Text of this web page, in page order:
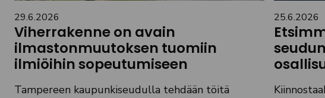
29.6.2026
Viherrakenne on avain
ilmastonmuutoksen tuomiin
ilmiöihin sopeutumiseen
Tampereen kaupunkiseudulla tehdään töitä
25.6.2026